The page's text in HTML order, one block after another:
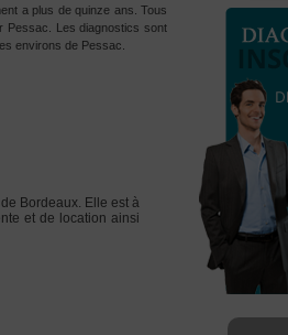
a plus de quinze ans. Tous
Pessac. Les diagnostics sont
environs de Pessac.
Bordeaux. Elle est à
et de location ainsi